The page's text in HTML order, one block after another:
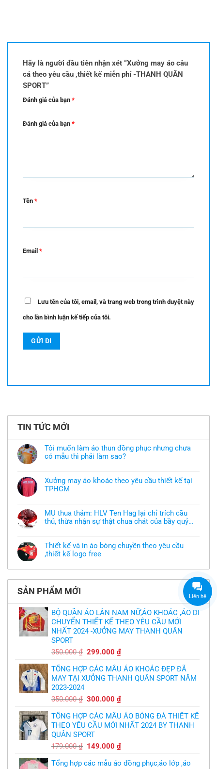
Hãy là người đầu tiên nhận xét “Xưởng may áo câu
cá theo yêu cầu ,thiết kế miễn phí -THANH QUÂN
SPORT”
Đánh giá của bạn *
Đánh giá của bạn *
Tên *
Email *
Lưu tên của tôi, email, và trang web trong trình duyệt này
cho lần bình luận kế tiếp của tôi.
TIN TỨC MỚI
Tôi muốn làm áo thun đồng phục nhưng chưa
có mẫu thì phải làm sao?
bình
luận
ở
áo
thun
đồng
mẫu
thì
làm
Xưởng may áo khoác theo yêu cầu thiết kế tại
TPHCM
bình
luận
ở
Xưởng
khoác
theo
yêu
tại
TPHCM
MU thua thảm: HLV Ten Hag lại chỉ trích cầu
thủ, thừa nhận sự thật chua chát của bầy quỷ
bình
luận
ở
MU
thảm:
Hag
lại
cầu
thủ,
thừa
nhận
thật
chát
bầy
quỷ
nhỏ
Thiết kế và in áo bóng chuyền theo yêu cầu
,thiết kế logo free
có
luận
Thiết
và
in
bóng
chuyền
theo
yêu
,thiết
free
SẢN PHẨM MỚI
BỘ QUẦN ÁO LÂN NAM NỮ,ÁO KHOÁC ,ÁO DI
CHUYỂN THIẾT KẾ THEO YÊU CẦU MỚI
NHẤT 2024 -XƯỞNG MAY THANH QUÂN
SPORT
350.000₫ Giá
là:
350.000 ₫.
299.000₫Giá
tại
là:
TỔNG HỢP CÁC MẪU ÁO KHOÁC ĐẸP ĐÃ
MAY TẠI XƯỞNG THANH QUÂN SPORT NĂM
2023-2024
350.000₫ Giá
là:
350.000 ₫.
300.000₫Giá
tại
là:
TỔNG HỢP CÁC MẪU ÁO BÓNG ĐÁ THIẾT KẾ
THEO YÊU CẦU MỚI NHẤT 2024 BY THANH
QUÂN SPORT
179.000₫ Giá
là:
149.000₫Giá
tại
Tổng hợp các mẫu áo đồng phục,áo lớp ,áo
Liên hệ